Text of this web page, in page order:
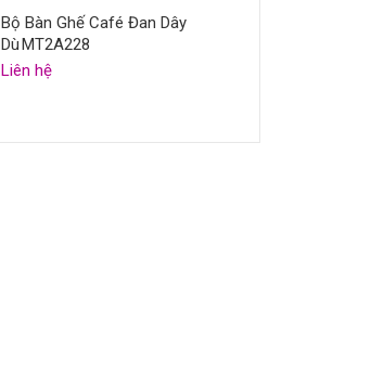
Bộ Bàn Ghế Café Đan Dây
Dù MT2A228
Liên hệ